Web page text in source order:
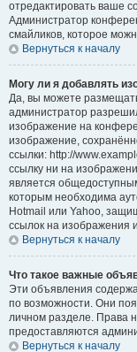
отредактировать ваше
Администратор
смайликов, которое
Вернуться к началу
Могу ли я добавлять
Да, вы можете
администратор
изображение на
изображение,
ссылки: http://
ссылку ни на
является
которым необходима
Hotmail или Yahoo,
ссылок на изображения
Вернуться к началу
Что такое важные
Эти объявления
по возможности. Они
личном разделе. Права
предоставляются
Вернуться к началу